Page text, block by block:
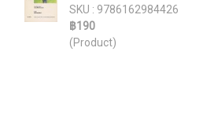
SKU : 9786162984426
฿190
(Product)